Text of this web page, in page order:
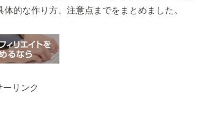
的な作り方、注意点までをまとめました。
ーリンク